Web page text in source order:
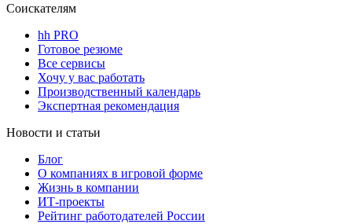
Соискателям
hh PRO
Готовое резюме
Все сервисы
Хочу у вас работать
Производственный календарь
Экспертная рекомендация
Новости и статьи
Блог
О компаниях в игровой форме
Жизнь в компании
ИТ-проекты
Рейтинг работодателей России